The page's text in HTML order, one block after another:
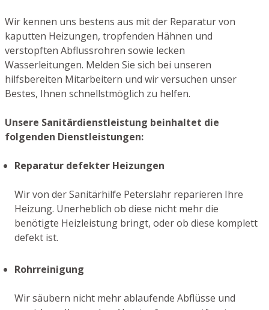
Wir kennen uns bestens aus mit der Reparatur von
kaputten Heizungen, tropfenden Hähnen und
verstopften Abflussrohren sowie lecken
Wasserleitungen. Melden Sie sich bei unseren
hilfsbereiten Mitarbeitern und wir versuchen unser
Bestes, Ihnen schnellstmöglich zu helfen.
Unsere Sanitärdienstleistung beinhaltet die
folgenden Dienstleistungen:
Reparatur defekter Heizungen
Wir von der Sanitärhilfe Peterslahr reparieren Ihre
Heizung. Unerheblich ob diese nicht mehr die
benötigte Heizleistung bringt, oder ob diese komplett
defekt ist.
Rohrreinigung
Wir säubern nicht mehr ablaufende Abflüsse und